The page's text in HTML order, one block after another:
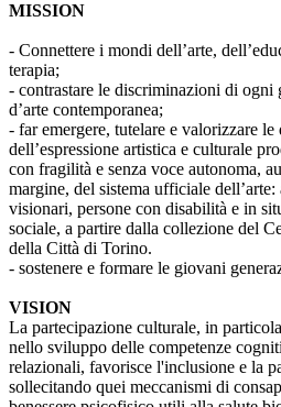
MISSION
- Connettere i mondi dell’arte,
terapia;
- contrastare le discriminazioni di ogni
d’arte contemporanea;
- far emergere, tutelare e valorizzare le
dell’espressione artistica e culturale
con fragilità e senza voce autonoma,
margine, del sistema ufficiale
visionari, persone con disabilità e in
sociale, a partire dalla collezione del
della Città di Torino.
- sostenere e formare le giovani
VISION
La partecipazione culturale, in
nello sviluppo delle competenze
relazionali, favorisce l'inclusione e la
sollecitando quei meccanismi di